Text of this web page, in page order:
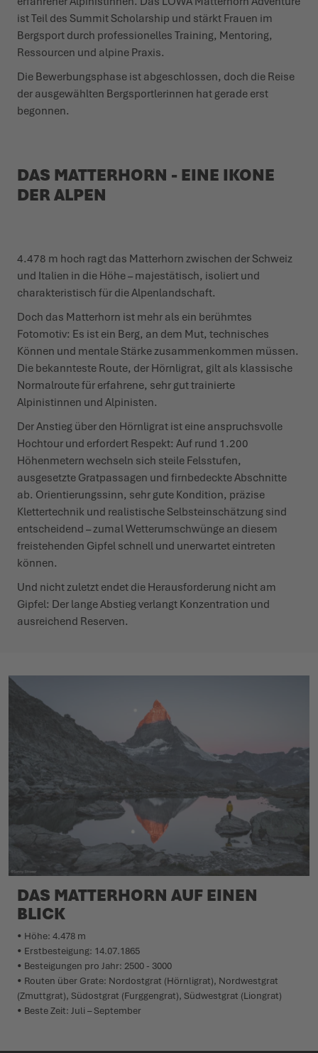
WINTERSCHUHE
LOWA PROFESSIONAL
WINTERSCHUHE
LOWA PROFESSIONAL
IT'S TIME TO TAME THE TERRAIN!
ZIEH LOS, ERLEBE MEHR!
CHALLENGE ACCEPTED – WENN DIE BERGE NACH DIR
EVENTS
PODCAST
PRESSE
ist Teil des Summit Scholarship und stärkt Frauen im
Bergsport durch professionelles Training, Mentoring,
Ressourcen und alpine Praxis.
Die Bewerbungsphase ist abgeschlossen, doch die Reise
der ausgewählten Bergsportlerinnen hat gerade erst
begonnen.
DAS MATTERHORN - EINE IKONE
DER ALPEN
4.478 m hoch ragt das Matterhorn zwischen der Schweiz
und Italien in die Höhe – majestätisch, isoliert und
charakteristisch für die Alpenlandschaft.
Doch das Matterhorn ist mehr als ein berühmtes
Fotomotiv: Es ist ein Berg, an dem Mut, technisches
Können und mentale Stärke zusammenkommen müssen.
Die bekannteste Route, der Hörnligrat, gilt als klassische
Normalroute für erfahrene, sehr gut trainierte
Alpinistinnen und Alpinisten.
Der Anstieg über den Hörnligrat ist eine anspruchsvolle
Hochtour und erfordert Respekt: Auf rund 1.200
Höhenmetern wechseln sich steile Felsstufen,
ausgesetzte Gratpassagen und firnbedeckte Abschnitte
ab. Orientierungssinn, sehr gute Kondition, präzise
Klettertechnik und realistische Selbsteinschätzung sind
entscheidend – zumal Wetterumschwünge an diesem
freistehenden Gipfel schnell und unerwartet eintreten
können.
Und nicht zuletzt endet die Herausforderung nicht am
Gipfel: Der lange Abstieg verlangt Konzentration und
ausreichend Reserven.
DAS MATTERHORN AUF EINEN
BLICK
• Höhe: 4.478 m
• Erstbesteigung: 14.07.1865
• Besteigungen pro Jahr: 2500 - 3000
• Routen über Grate: Nordostgrat (Hörnligrat), Nordwestgrat
(Zmuttgrat), Südostgrat (Furggengrat), Südwestgrat (Liongrat)
• Beste Zeit: Juli – September